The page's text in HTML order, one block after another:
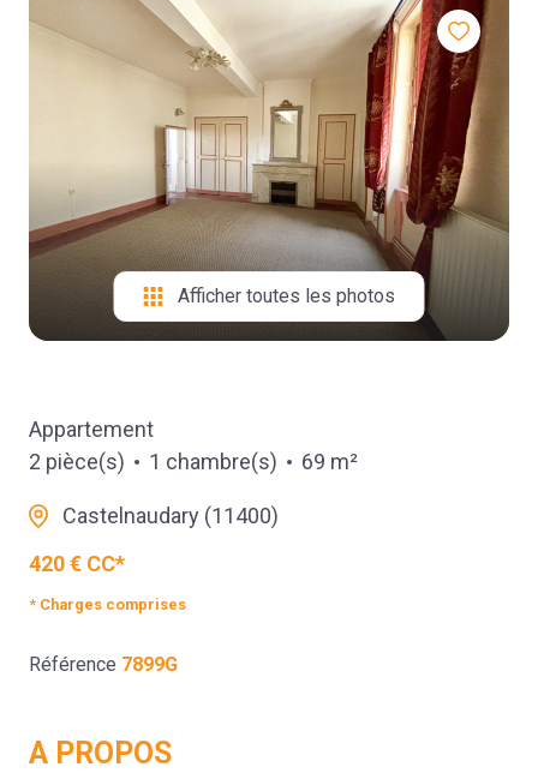
contact
Afficher toutes les photos
Appartement
2 pièce(s)
1 chambre(s) 69 m²
Castelnaudary (11400)
420 € CC*
* Charges comprises
Référence 7899G
A PROPOS